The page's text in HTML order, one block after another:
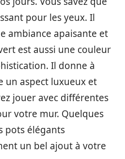
pour les yeux. Il
ambiance apaisante et
est aussi une couleur
Il donne à
un aspect luxueux et
jouer avec différentes
votre mur. Quelques
pots élégants
un bel ajout à votre